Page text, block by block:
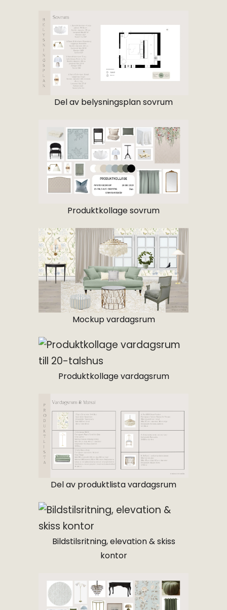
Del av belysningsplan sovrum
Produktkollage sovrum
Mockup vardagsrum
Produktkollage vardagsrum
Del av produktlista vardagsrum
Bildstilsritning, elevation & skiss
kontor